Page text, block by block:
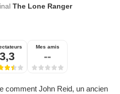
The Lone Ranger
3,3
Mes amis
--
comment John Reid, un ancien